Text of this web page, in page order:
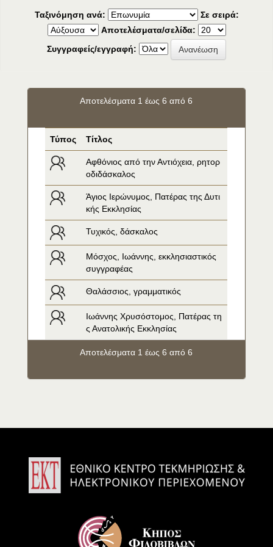
Ταξινόμηση ανά:
Σε σειρά:
Αποτελέσματα/σελίδα:
Συγγραφείς/εγγραφή:
Αποτελέσματα 1 έως 6 από 6
Τύπος Τίτλος
Αφθόνιος από την Αντιόχεια, ρητορ
οδιδάσκαλος
Άγιος Ιερώνυμος, Πατέρας της Δυτι
κής Εκκλησίας
Τυχικός, δάσκαλος
Μόσχος, Ιωάννης, εκκλησιαστικός
συγγραφέας
Θαλάσσιος, γραμματικός
Ιωάννης Χρυσόστομος, Πατέρας τη
ς Ανατολικής Εκκλησίας
Αποτελέσματα 1 έως 6 από 6